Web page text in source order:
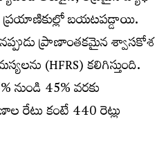
ప్రయాణికుల్లో బయటపడ్డాయి.
ప్రాణాంతకమైన శ్వాసకోశ
(HFRS) కలిగిస్తుంది.
45% వరకు
రేటు కంటే 440 రెట్లు